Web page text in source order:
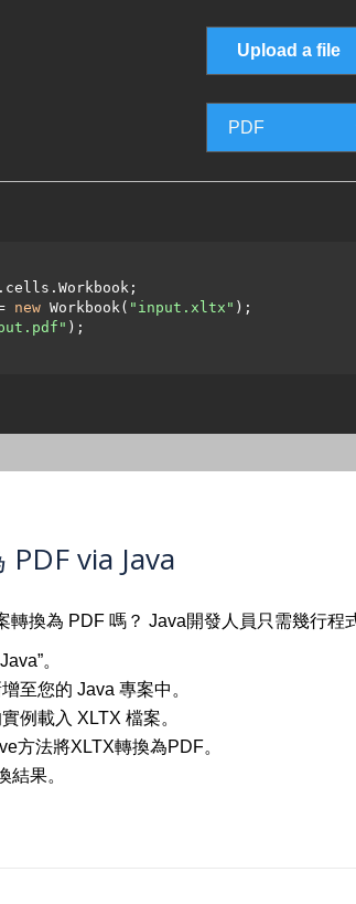
Upload a file
new Workbook( "input.xltx" );
);
via Java
轉換為 PDF 嗎？ Java開發人員只需幾行程
。
至您的 Java 專案中。
例載入 XLTX 檔案。
方法將XLTX轉換為PDF。
結果。